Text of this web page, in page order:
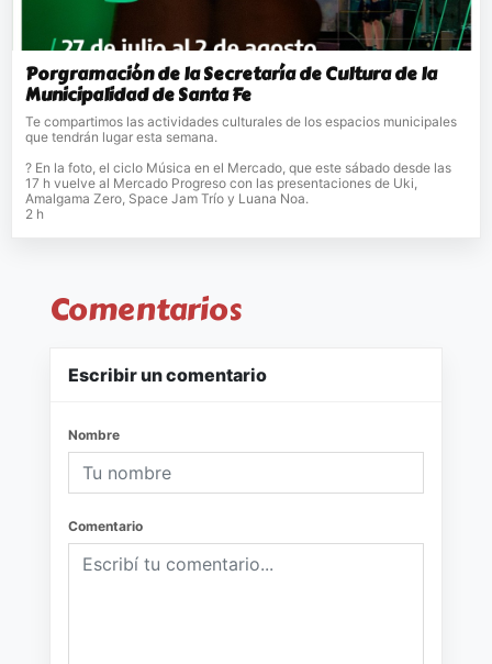
Porgramación de la Secretaría de Cultura de la
Municipalidad de Santa Fe
Te compartimos las actividades culturales de los espacios municipales
que tendrán lugar esta semana.
? En la foto, el ciclo Música en el Mercado, que este sábado desde las
17 h vuelve al Mercado Progreso con las presentaciones de Uki,
Amalgama Zero, Space Jam Trío y Luana Noa.
2 h
Comentarios
Escribir un comentario
Nombre
Comentario